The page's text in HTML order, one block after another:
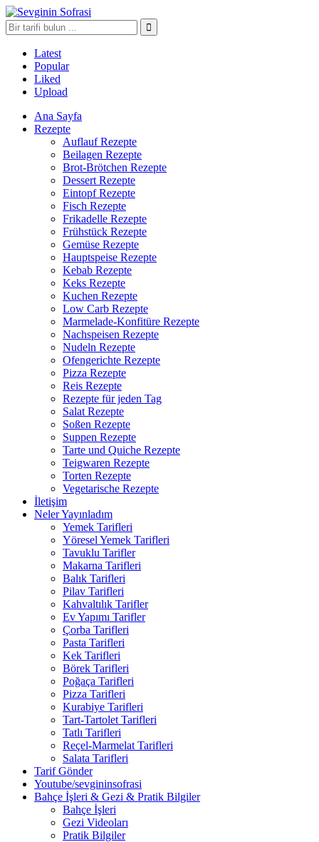
Latest
Popular
Liked
Upload
Ana Sayfa
Rezepte
Auflauf Rezepte
Beilagen Rezepte
Brot-Brötchen Rezepte
Dessert Rezepte
Eintopf Rezepte
Fisch Rezepte
Frikadelle Rezepte
Frühstück Rezepte
Gemüse Rezepte
Hauptspeise Rezepte
Kebab Rezepte
Keks Rezepte
Kuchen Rezepte
Low Carb Rezepte
Marmelade-Konfitüre Rezepte
Nachspeisen Rezepte
Nudeln Rezepte
Ofengerichte Rezepte
Pizza Rezepte
Reis Rezepte
Rezepte für jeden Tag
Salat Rezepte
Soßen Rezepte
Suppen Rezepte
Tarte und Quiche Rezepte
Teigwaren Rezepte
Torten Rezepte
Vegetarische Rezepte
İletişim
Neler Yayınladım
Yemek Tarifleri
Yöresel Yemek Tarifleri
Tavuklu Tarifler
Makarna Tarifleri
Balık Tarifleri
Pilav Tarifleri
Kahvaltılık Tarifler
Ev Yapımı Tarifler
Çorba Tarifleri
Pasta Tarifleri
Kek Tarifleri
Börek Tarifleri
Poğaça Tarifleri
Pizza Tarifleri
Kurabiye Tarifleri
Tart-Tartolet Tarifleri
Tatlı Tarifleri
Reçel-Marmelat Tarifleri
Salata Tarifleri
Tarif Gönder
Youtube/sevgininsofrasi
Bahçe İşleri & Gezi & Pratik Bilgiler
Bahçe İşleri
Gezi Videoları
Pratik Bilgiler